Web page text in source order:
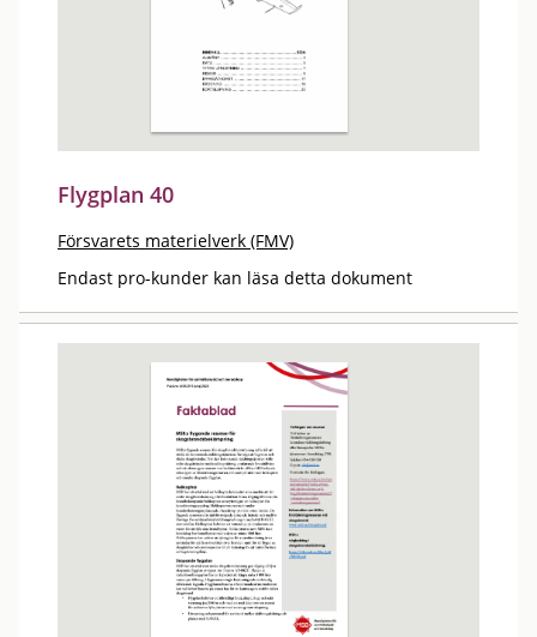
Flygplan 40
Försvarets materielverk (FMV)
Endast pro-kunder kan läsa detta dokument